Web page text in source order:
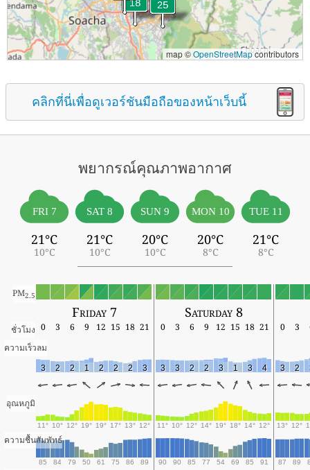
map ©OpenStreetMapcontributors
คลิกที่นี่เพื่อดูเวอร์ชันมือถือของหน้าเว็บนี้
พยากรณ์คุณภาพอากาศ
FRI 7
21°C
10°C
SAT 8
21°C
10°C
SUN 9
20°C
10°C
MON 10
20°C
8°C
TUE 11
21°C
8°C
PM2.5
Friday 7 Saturday 8
ชั่วโมง 0 3 6 9 12 15 18 21 0 3 6 9 12 15 18 21 0 3
ความเร็วลม
3 2 2 1 2 2 2 3 3 3 2 2 3 1 3 4 3 2
อุณหภูมิ
11° 10° 12° 19° 19° 17° 13° 12° 11° 10° 12° 14° 19° 18° 14° 12° 13° 12°
ความชื้นสัมพัทธ์
85 84 79 50 61 75 86 89 90 90 85 77 54 69 85 91 87 89